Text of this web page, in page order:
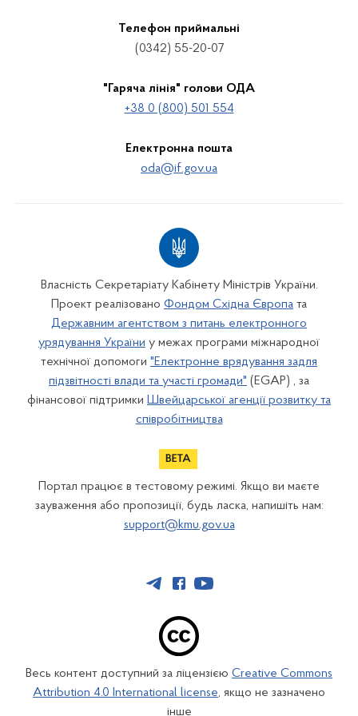
Телефон приймальні
(0342) 55-20-07
"Гаряча лінія" голови ОДА
+38 0 (800) 501 554
Електронна пошта
oda@if.gov.ua
Власність Секретаріату Кабінету Міністрів України.
Проект реалізовано Фондом Східна Європа та
Державним агентством з питань електронного
урядування України у межах програми міжнародної
технічної допомоги "Електронне врядування задля
підзвітності влади та участі громади" (EGAP) , за
фінансової підтримки Швейцарської агенції розвитку та
співробітництва
Портал працює в тестовому режимі. Якщо ви маєте
зауваження або пропозиції, будь ласка, напишіть нам:
support@kmu.gov.ua
Весь контент доступний за ліцензією Creative Commons
Attribution 4.0 International license, якщо не зазначено
інше